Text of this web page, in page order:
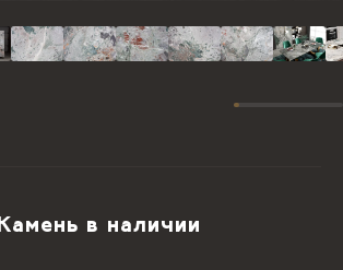
Камень в наличии